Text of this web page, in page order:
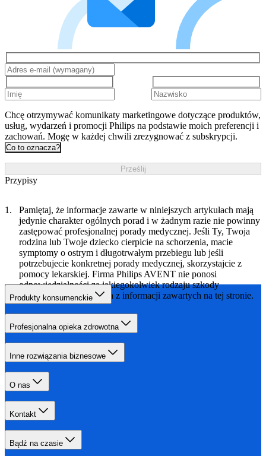
Chcę otrzymywać komunikaty marketingowe dotyczące produktów,
usług, wydarzeń i promocji Philips na podstawie moich preferencji i
zachowań. Mogę w każdej chwili zrezygnować z subskrypcji.
Co to oznacza?
Prześlij
Przypisy
Pamiętaj, że informacje zawarte w niniejszych artykułach mają
jedynie charakter ogólnych porad i w żadnym razie nie powinny
zastępować profesjonalnej porady medycznej. Jeśli Ty, Twoja
rodzina lub Twoje dziecko cierpicie na schorzenia, macie
symptomy o ostrym i długotrwałym przebiegu lub jeśli
potrzebujecie konkretnej porady medycznej, skorzystajcie z
pomocy lekarskiej. Firma Philips AVENT nie ponosi
odpowiedzialności za jakiegokolwiek rodzaju szkody
wynikające z korzystania z informacji zawartych na tej stronie.
Produkty konsumenckie
Profesjonalna opieka zdrowotna
Inne rozwiązania biznesowe
O nas
Kontakt
Bądź na czasie